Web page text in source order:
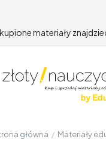
materiały
główna / Materiały